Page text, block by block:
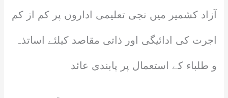
آزاد کشمیر میں نجی تعلیمی اداروں پر کم از کم
اجرت کی ادائیگی اور ذاتی مقاصد کیلئے اساتذہ
و طلباء کے استعمال پر پابندی عائد